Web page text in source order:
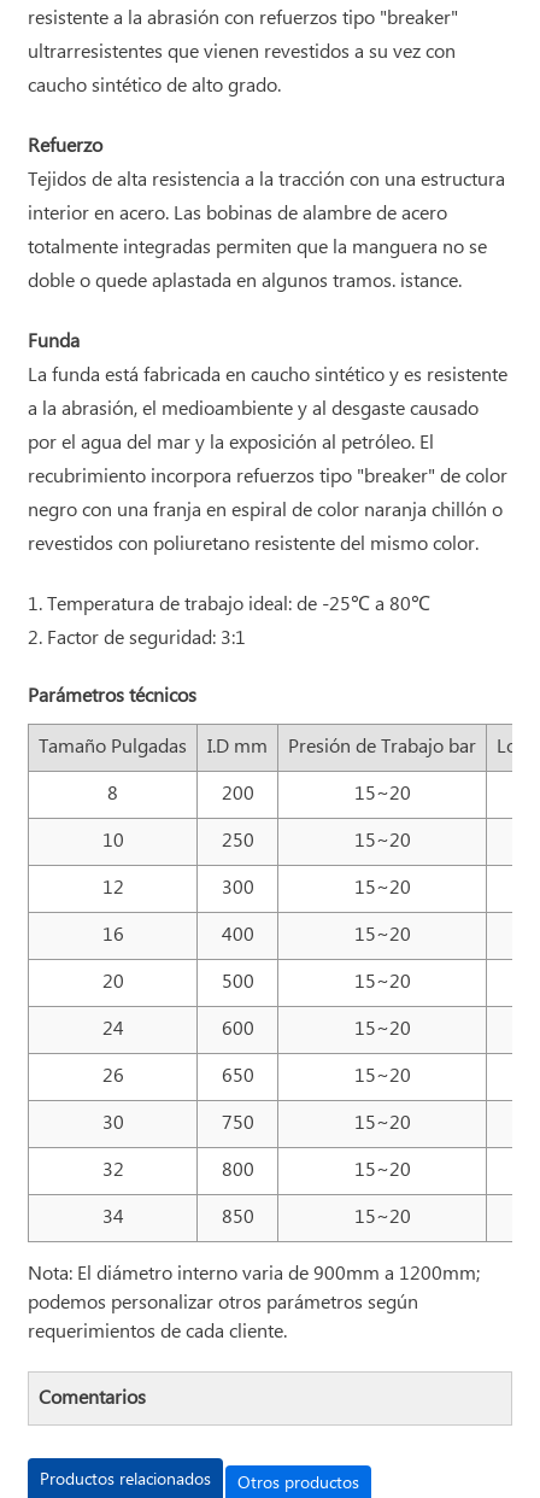
resistente a la abrasión con refuerzos tipo "breaker"
ultrarresistentes que vienen revestidos a su vez con
caucho sintético de alto grado.
Refuerzo
Tejidos de alta resistencia a la tracción con una estructura
interior en acero. Las bobinas de alambre de acero
totalmente integradas permiten que la manguera no se
doble o quede aplastada en algunos tramos. istance.
Funda
La funda está fabricada en caucho sintético y es resistente
a la abrasión, el medioambiente y al desgaste causado
por el agua del mar y la exposición al petróleo. El
recubrimiento incorpora refuerzos tipo "breaker" de color
negro con una franja en espiral de color naranja chillón o
revestidos con poliuretano resistente del mismo color.
1. Temperatura de trabajo ideal: de -25℃ a 80℃
2. Factor de seguridad: 3:1
Parámetros técnicos
Tamaño Pulgadas
I.D mm Presión de Trabajo bar
8
200 15~20
10
250 15~20
12
300 15~20
16
400 15~20
20
500 15~20
24
600 15~20
26
650 15~20
30
750 15~20
32
800 15~20
34
850 15~20
Nota: El diámetro interno varia de 900mm a 1200mm;
podemos personalizar otros parámetros según
requerimientos de cada cliente.
Comentarios
Productos relacionados Otros productos